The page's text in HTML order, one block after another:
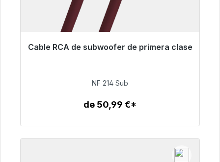
Cable RCA de subwoofer de primera clase
Listo para envío inmediato, plazo de entrega
94,00 €
NF 214 Sub
de 50,99 €*